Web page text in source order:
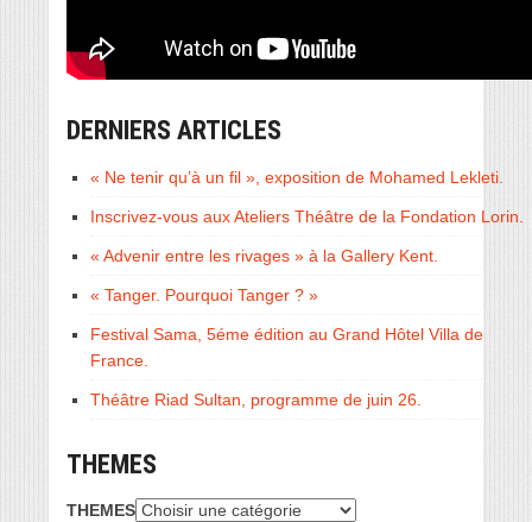
DERNIERS ARTICLES
« Ne tenir qu’à un fil », exposition de Mohamed Lekleti.
Inscrivez-vous aux Ateliers Théâtre de la Fondation Lorin.
« Advenir entre les rivages » à la Gallery Kent.
« Tanger. Pourquoi Tanger ? »
Festival Sama, 5éme édition au Grand Hôtel Villa de
France.
Théâtre Riad Sultan, programme de juin 26.
THEMES
THEMES